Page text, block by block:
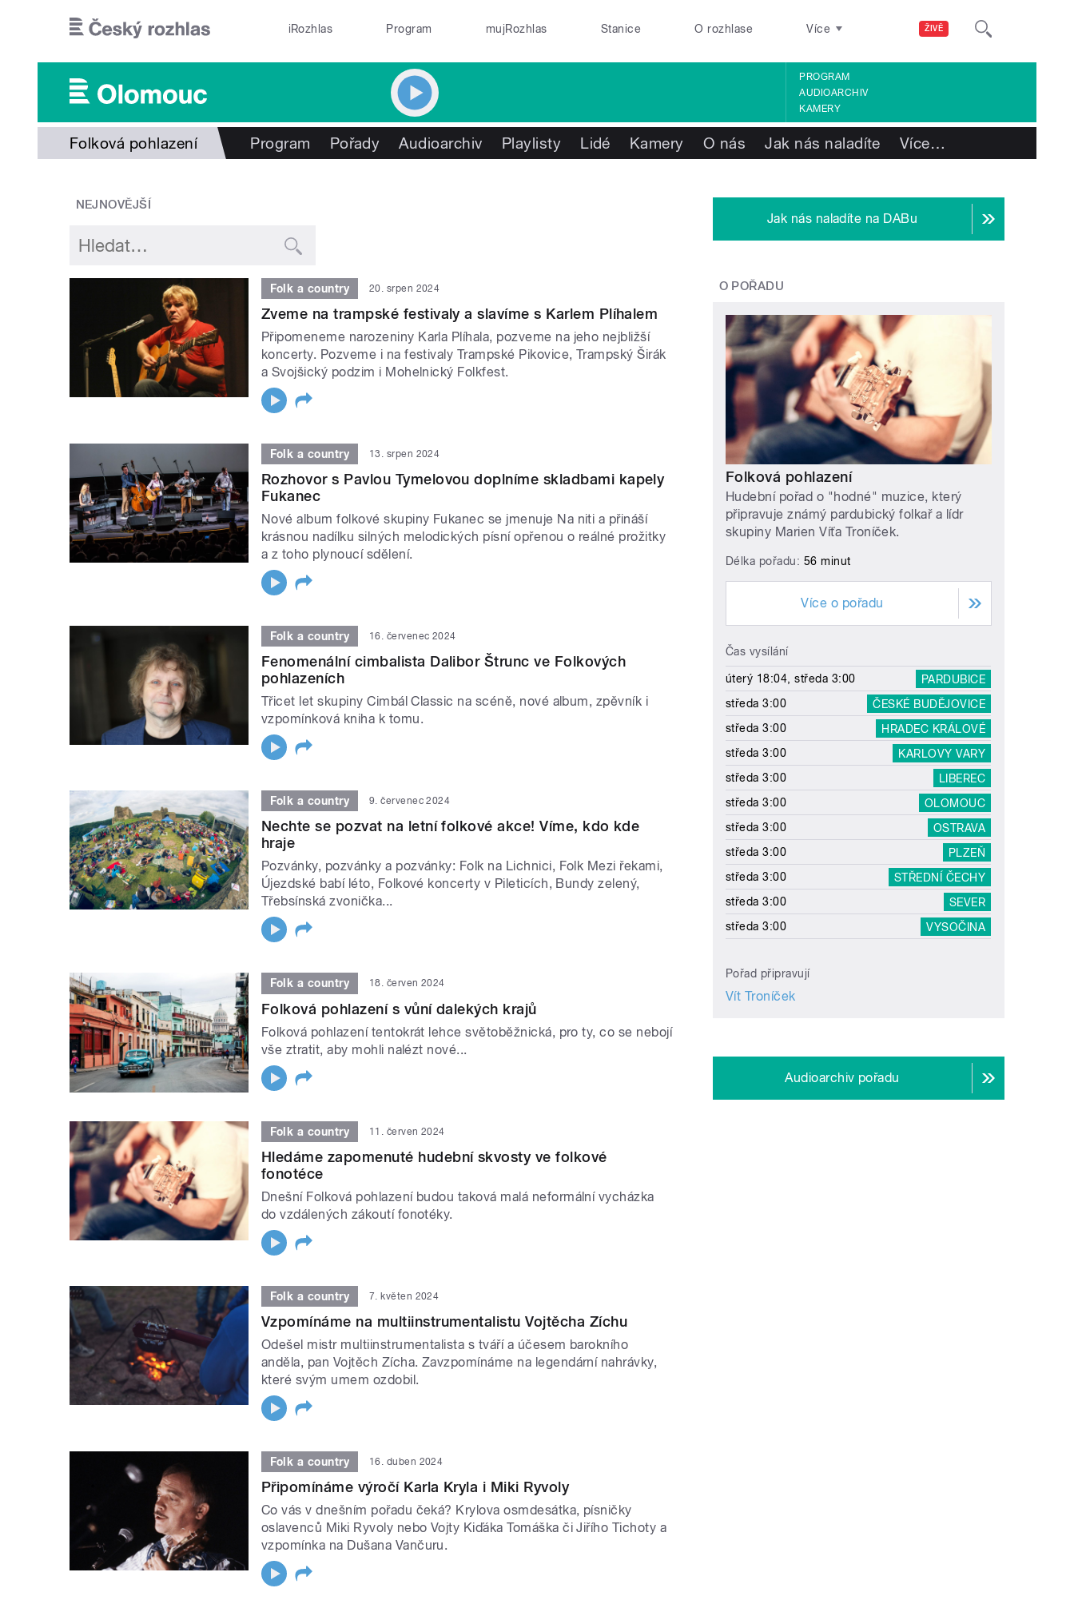
ŽIVĚ
iRozhlas Program mujRozhlas Stanice O rozhlase Více
PROGRAM
AUDIOARCHIV
KAMERY
Folková pohlazení Program Pořady Audioarchiv Playlisty Lidé Kamery O nás Jak nás naladíte Více…
NEJNOVĚJŠÍ
Folk a country 20. srpen 2024
Zveme na trampské festivaly a slavíme s Karlem Plíhalem
Připomeneme narozeniny Karla Plíhala, pozveme na jeho nejbližší
koncerty. Pozveme i na festivaly Trampské Pikovice, Trampský Širák
a Svojšický podzim i Mohelnický Folkfest.
Folk a country 13. srpen 2024
Rozhovor s Pavlou Tymelovou doplníme skladbami kapely
Fukanec
Nové album folkové skupiny Fukanec se jmenuje Na niti a přináší
krásnou nadílku silných melodických písní opřenou o reálné prožitky
a z toho plynoucí sdělení.
Folk a country 16. červenec 2024
Fenomenální cimbalista Dalibor Štrunc ve Folkových
pohlazeních
Třicet let skupiny Cimbál Classic na scéně, nové album, zpěvník i
vzpomínková kniha k tomu.
Folk a country 9. červenec 2024
Nechte se pozvat na letní folkové akce! Víme, kdo kde
hraje
Pozvánky, pozvánky a pozvánky: Folk na Lichnici, Folk Mezi řekami,
Újezdské babí léto, Folkové koncerty v Pileticích, Bundy zelený,
Třebsínská zvonička...
Folk a country 18. červen 2024
Folková pohlazení s vůní dalekých krajů
Folková pohlazení tentokrát lehce světoběžnická, pro ty, co se nebojí
vše ztratit, aby mohli nalézt nové...
Folk a country 11. červen 2024
Hledáme zapomenuté hudební skvosty ve folkové
fonotéce
Dnešní Folková pohlazení budou taková malá neformální vycházka
do vzdálených zákoutí fonotéky.
Folk a country 7. květen 2024
Vzpomínáme na multiinstrumentalistu Vojtěcha Zíchu
Odešel mistr multiinstrumentalista s tváří a účesem barokního
anděla, pan Vojtěch Zícha. Zavzpomínáme na legendární nahrávky,
které svým umem ozdobil.
Folk a country 16. duben 2024
Připomínáme výročí Karla Kryla i Miki Ryvoly
Co vás v dnešním pořadu čeká? Krylova osmdesátka, písničky
oslavenců Miki Ryvoly nebo Vojty Kiďáka Tomáška či Jiřího Tichoty a
vzpomínka na Dušana Vančuru.
Jak nás naladíte na DABu
O POŘADU
Folková pohlazení
Hudební pořad o "hodné" muzice, který
připravuje známý pardubický folkař a lídr
skupiny Marien Víťa Troníček.
Délka pořadu: 56 minut
Více o pořadu
Čas vysílání
úterý 18:04, středa 3:00
PARDUBICE
středa 3:00
ČESKÉ BUDĚJOVICE
středa 3:00
HRADEC KRÁLOVÉ
středa 3:00
KARLOVY VARY
středa 3:00
LIBEREC
středa 3:00
OLOMOUC
středa 3:00
OSTRAVA
středa 3:00
PLZEŇ
středa 3:00
STŘEDNÍ ČECHY
středa 3:00
SEVER
středa 3:00
VYSOČINA
Pořad připravují
Vít Troníček
Audioarchiv pořadu